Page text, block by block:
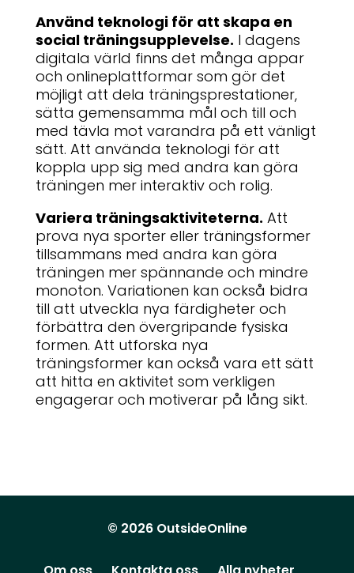
Använd teknologi för att skapa en
social träningsupplevelse. I dagens
digitala värld finns det många appar
och onlineplattformar som gör det
möjligt att dela träningsprestationer,
sätta gemensamma mål och till och
med tävla mot varandra på ett vänligt
sätt. Att använda teknologi för att
koppla upp sig med andra kan göra
träningen mer interaktiv och rolig.
Variera träningsaktiviteterna. Att
prova nya sporter eller träningsformer
tillsammans med andra kan göra
träningen mer spännande och mindre
monoton. Variationen kan också bidra
till att utveckla nya färdigheter och
förbättra den övergripande fysiska
formen. Att utforska nya
träningsformer kan också vara ett sätt
att hitta en aktivitet som verkligen
engagerar och motiverar på lång sikt.
© 2026 OutsideOnline